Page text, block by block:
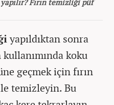
yapıldıktan sonra
koku
geçmek için fırın
temizleyin. Bu